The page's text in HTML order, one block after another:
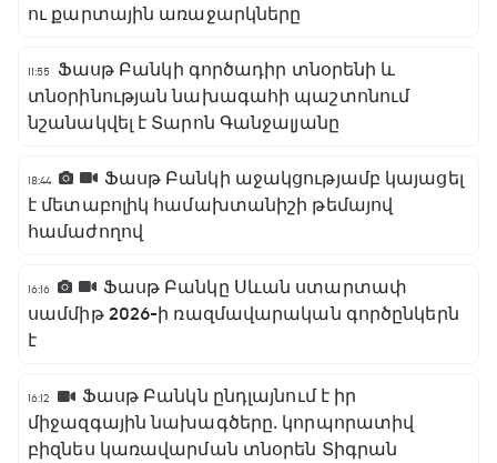
ու քարտային առաջարկները
11:55
Ֆասթ Բանկի գործադիր տնօրենի և
տնօրինության նախագահի պաշտոնում
նշանակվել է Տարոն Գանջալյանը
18:44
Ֆասթ Բանկի աջակցությամբ կայացել
է մետաբոլիկ համախտանիշի թեմայով
համաժողով
16:16
Ֆասթ Բանկը Սևան ստարտափ
սամմիթ 2026-ի ռազմավարական գործընկերն
է
16:12
Ֆասթ Բանկն ընդլայնում է իր
միջազգային նախագծերը․ կորպորատիվ
բիզնես կառավարման տնօրեն Տիգրան